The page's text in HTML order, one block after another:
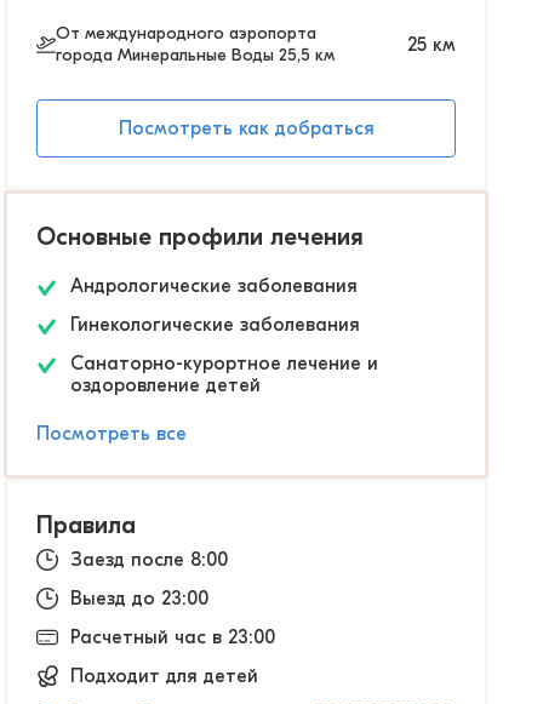
От международного аэропорта
города Минеральные Воды 25,5 км
25 км
Посмотреть как добраться
Основные профили лечения
Андрологические заболевания
Гинекологические заболевания
Санаторно-курортное лечение и
оздоровление детей
Посмотреть все
Правила
Заезд после 8:00
Выезд до 23:00
Расчетный час в 23:00
Подходит для детей